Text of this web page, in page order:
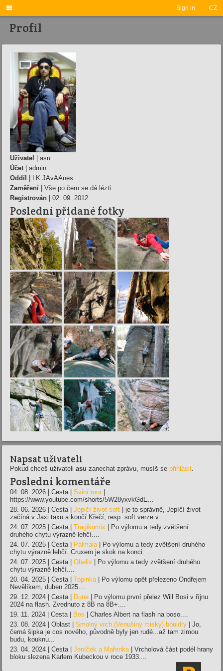
Sign in CZ

Profil
Uživatel
| asu
Účet
| admin
Oddíl
| LK JAvAAnes
Zaměření
| Vše po čem se dá lézti.
Registrován
| 02. 09. 2012
Poslední přidané fotky
Napsat uživateli
Pokud chceš uživateli asu zanechat zprávu, musíš se přihlásit
Poslední komentáře
04. 08. 2026 | Cesta | Sviní mor|
https://www.youtube.com/shorts/5W28yxvkGdE...
28. 06. 2026 | Cesta | Jepičí život soft | je to správně, Jepíčí život
začíná v Jaxi taxu a končí Křečí, resp. soft verze v...
24. 07. 2025 | Cesta | Tragikomix | Po výlomu a tedy zvětšení
druhého chytu výrazně lehčí....
24. 07. 2025 | Cesta |
Palmala | Po výlomu a tedy zvětšení druhého
chytu výrazně lehčí. Cruxem je skok na konci. ...
24. 07. 2025 | Cesta | Obelix | Po výlomu a tedy zvětšení druhého
chytu výrazně lehčí....
20. 04. 2025 | Cesta | Topinka | Po výlomu opět přelezeno Ondřejem
Nevělíkem, duben 2025....
29. 12. 2024 | Cesta |
Dune | Po výlomu první přelez Will Bosi v říjnu
2024 na flash. Zvednuto z 8B na 8B+....
19. 11. 2024 | Cesta |
Bos | Charles Albert na flash na boso....
23. 08. 2024 | Oblast | Smolný vrch (Venušiny misky) bouldry | Jo,
černá šipka je cos nového, původně byly jen rudé...až tam zimou
budu, kouknu...
23. 04. 2024 | Cesta | Jeníček a Mařenka | Vrcholová část podél hrany
bloku slezena Karlem Kubeckou v roce 1933....